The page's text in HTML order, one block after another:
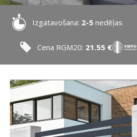
Izgatavošana: 2-5 nedēļas
Cena RGM20: 21.55 €